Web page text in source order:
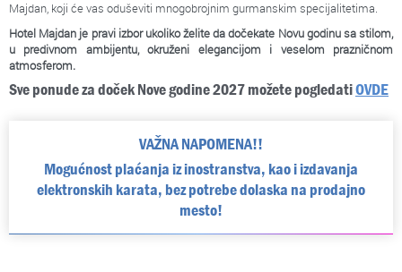
Majdan, koji će vas oduševiti mnogobrojnim gurmanskim specijalitetima.
Hotel Majdan je pravi izbor ukoliko želite da dočekate Novu godinu sa stilom,
u predivnom ambijentu, okruženi elegancijom i veselom prazničnom
atmosferom.
Sve ponude za doček Nove godine 2027 možete pogledatiOVDE
VAŽNA NAPOMENA!!
Mogućnost plaćanja iz inostranstva, kao i izdavanja
elektronskih karata, bez potrebe dolaska na prodajno
mesto!